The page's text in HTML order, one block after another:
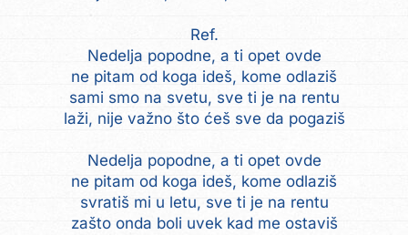
Ref.
Nedelja popodne, a ti opet ovde
ne pitam od koga ideš, kome odlaziš
sami smo na svetu, sve ti je na rentu
laži, nije važno što ćeš sve da pogaziš
Nedelja popodne, a ti opet ovde
ne pitam od koga ideš, kome odlaziš
svratiš mi u letu, sve ti je na rentu
zašto onda boli uvek kad me ostaviš